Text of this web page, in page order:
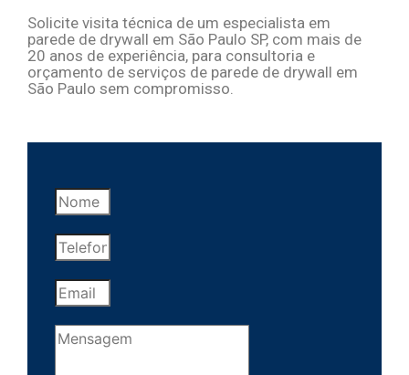
Solicite visita técnica de um especialista em
parede de drywall em São Paulo SP, com mais de
20 anos de experiência, para consultoria e
orçamento de serviços de parede de drywall em
São Paulo sem compromisso.